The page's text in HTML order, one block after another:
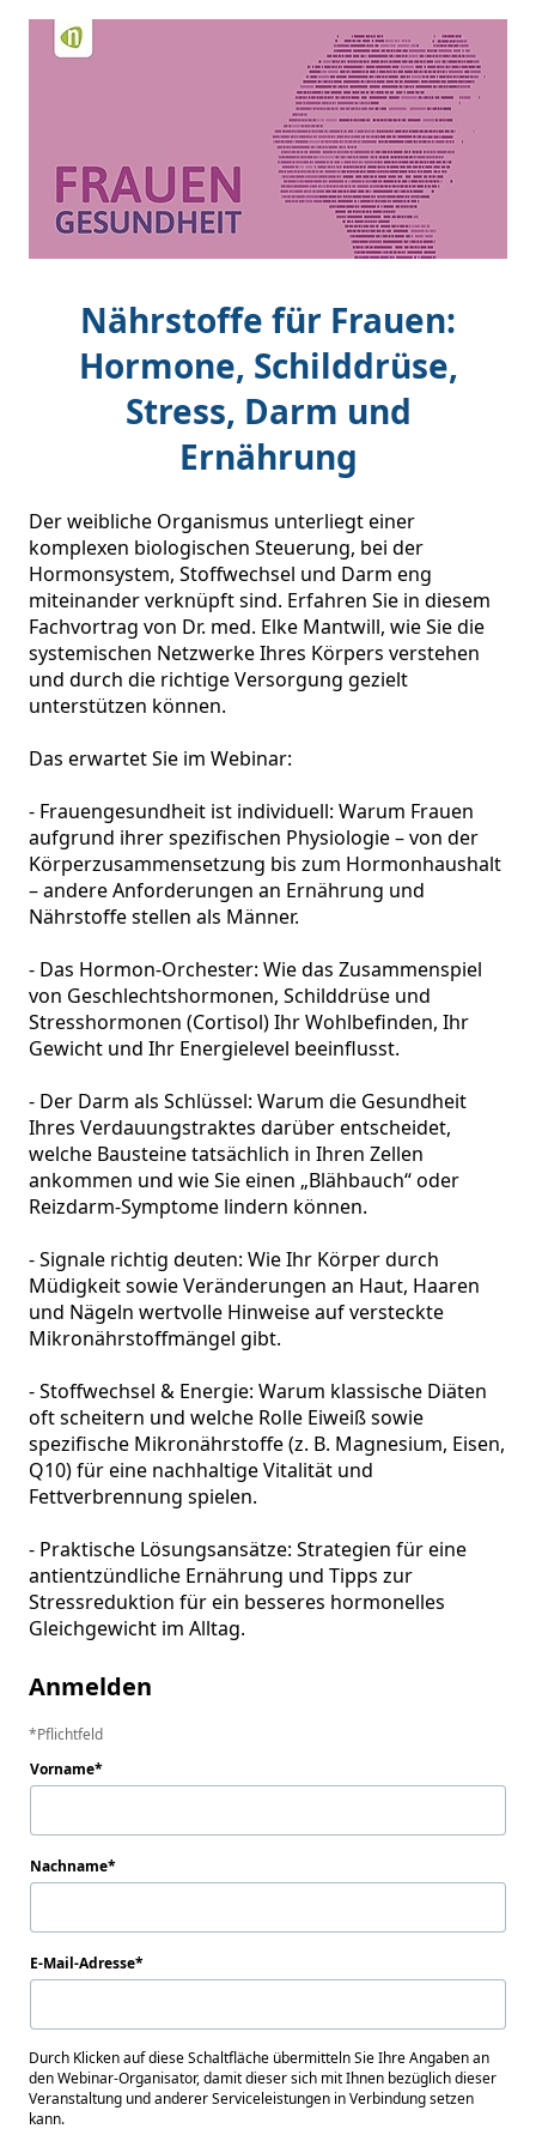
Nährstoffe für Frauen:
Hormone, Schilddrüse,
Stress, Darm und
Ernährung
Der weibliche Organismus unterliegt einer
komplexen biologischen Steuerung, bei der
Hormonsystem, Stoffwechsel und Darm eng
miteinander verknüpft sind. Erfahren Sie in diesem
Fachvortrag von Dr. med. Elke Mantwill, wie Sie die
systemischen Netzwerke Ihres Körpers verstehen
und durch die richtige Versorgung gezielt
unterstützen können.
Das erwartet Sie im Webinar:
- Frauengesundheit ist individuell: Warum Frauen
aufgrund ihrer spezifischen Physiologie – von der
Körperzusammensetzung bis zum Hormonhaushalt
– andere Anforderungen an Ernährung und
Nährstoffe stellen als Männer.
- Das Hormon-Orchester: Wie das Zusammenspiel
von Geschlechtshormonen, Schilddrüse und
Stresshormonen (Cortisol) Ihr Wohlbefinden, Ihr
Gewicht und Ihr Energielevel beeinflusst.
- Der Darm als Schlüssel: Warum die Gesundheit
Ihres Verdauungstraktes darüber entscheidet,
welche Bausteine tatsächlich in Ihren Zellen
ankommen und wie Sie einen „Blähbauch“ oder
Reizdarm-Symptome lindern können.
- Signale richtig deuten: Wie Ihr Körper durch
Müdigkeit sowie Veränderungen an Haut, Haaren
und Nägeln wertvolle Hinweise auf versteckte
Mikronährstoffmängel gibt.
- Stoffwechsel & Energie: Warum klassische Diäten
oft scheitern und welche Rolle Eiweiß sowie
spezifische Mikronährstoffe (z. B. Magnesium, Eisen,
Q10) für eine nachhaltige Vitalität und
Fettverbrennung spielen.
- Praktische Lösungsansätze: Strategien für eine
antientzündliche Ernährung und Tipps zur
Stressreduktion für ein besseres hormonelles
Gleichgewicht im Alltag.
Anmelden
Pflichtfeld
Vorname
Nachname
E-Mail-Adresse
Durch Klicken auf diese Schaltfläche übermitteln Sie Ihre Angaben an
den Webinar-Organisator, damit dieser sich mit Ihnen bezüglich dieser
Veranstaltung und anderer Serviceleistungen in Verbindung setzen
kann.